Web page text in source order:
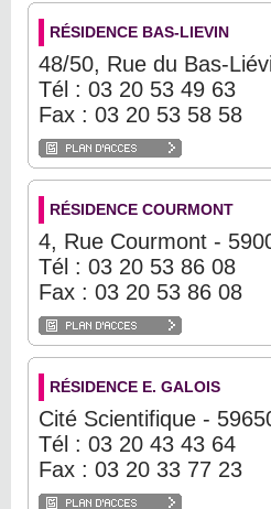
RÉSIDENCE BAS-LIEVIN
48/50, Rue du Bas-
Tél : 03 20 53 49 63
Fax : 03 20 53 58 58
RÉSIDENCE COURMONT
4, Rue Courmont -
Tél : 03 20 53 86 08
Fax : 03 20 53 86 08
RÉSIDENCE E. GALOIS
Cité Scientifique -
Tél : 03 20 43 43 64
Fax : 03 20 33 77 23